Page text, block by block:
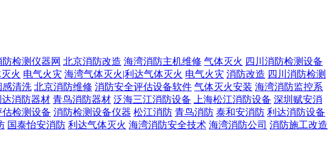
防检测仪器网 北京消防改造 海湾消防主机维修 气体灭火 四川消防检测设备
火 电气火灾 海湾气体灭火|利达气体灭火 电气火灾 消防改造 四川消防检测
感清洗 北京消防维修 消防安全评估设备软件 气体灭火安装 海湾消防监控系
达消防器材 青鸟消防器材 泛海三江消防设备 上海松江消防设备 深圳赋安消
估检测设备 消防检测设备仪器 松江消防 青鸟消防 泰和安消防 利达消防设备
国泰怡安消防 利达气体灭火 海湾消防安全技术 海湾消防公司 消防施工改造